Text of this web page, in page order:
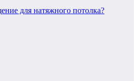
для натяжного потолка?